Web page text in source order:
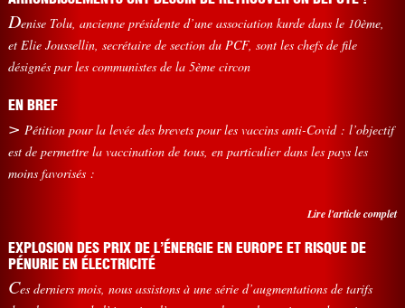
Denise Tolu, ancienne présidente d’une association kurde dans le 10ème,
et Elie Joussellin, secrétaire de section du PCF, sont les chefs de file
désignés par les communistes de la 5ème circon
EN BREF
> Pétition pour la levée des brevets pour les vaccins anti-Covid : l’objectif
est de permettre la vaccination de tous, en particulier dans les pays les
moins favorisés :
Lire l'article complet
EXPLOSION DES PRIX DE L’ÉNERGIE EN EUROPE ET RISQUE DE
PÉNURIE EN ÉLECTRICITÉ
Ces derniers mois, nous assistons à une série d’augmentations de tarifs